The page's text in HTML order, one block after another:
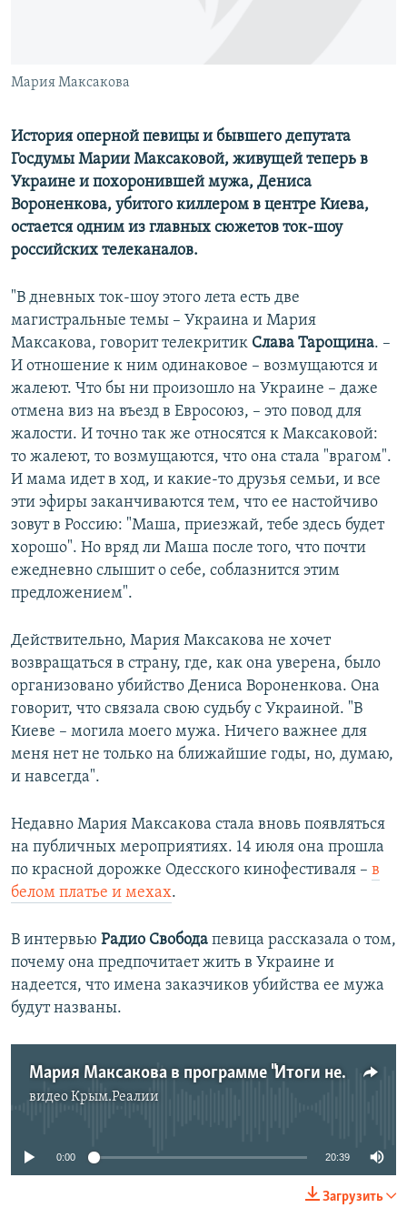
ELIFBE
Все сайты RFE/RL
Мария Максакова
История оперной певицы и бывшего депутата
Госдумы Марии Максаковой, живущей теперь в
Украине и похоронившей мужа, Дениса
Вороненкова, убитого киллером в центре Киева,
остается одним из главных сюжетов ток-шоу
российских телеканалов.
"В дневных ток-шоу этого лета есть две
магистральные темы – Украина и Мария
Максакова, говорит телекритик Слава Тарощина. –
И отношение к ним одинаковое – возмущаются и
жалеют. Что бы ни произошло на Украине – даже
отмена виз на въезд в Евросоюз, – это повод для
жалости. И точно так же относятся к Максаковой:
то жалеют, то возмущаются, что она стала "врагом".
И мама идет в ход, и какие-то друзья семьи, и все
эти эфиры заканчиваются тем, что ее настойчиво
зовут в Россию: "Маша, приезжай, тебе здесь будет
хорошо". Но вряд ли Маша после того, что почти
ежедневно слышит о себе, соблазнится этим
предложением".
Действительно, Мария Максакова не хочет
возвращаться в страну, где, как она уверена, было
организовано убийство Дениса Вороненкова. Она
говорит, что связала свою судьбу с Украиной. "В
Киеве – могила моего мужа. Ничего важнее для
меня нет не только на ближайшие годы, но, думаю,
и навсегда".
Недавно Мария Максакова стала вновь появляться
на публичных мероприятиях. 14 июля она прошла
по красной дорожке Одесского кинофестиваля – в
белом платье и мехах.
В интервью Радио Свобода певица рассказала о том,
почему она предпочитает жить в Украине и
надеется, что имена заказчиков убийства ее мужа
будут названы.
Мария Максакова в программе "Итоги недели"
видеоКрым.Реалии
0:00 20:39
Загрузить